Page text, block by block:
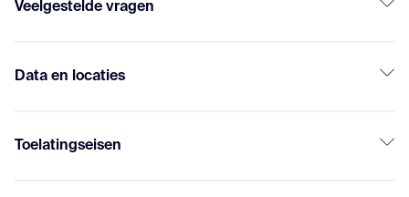
Veelgestelde vragen
Data en locaties
Toelatingseisen